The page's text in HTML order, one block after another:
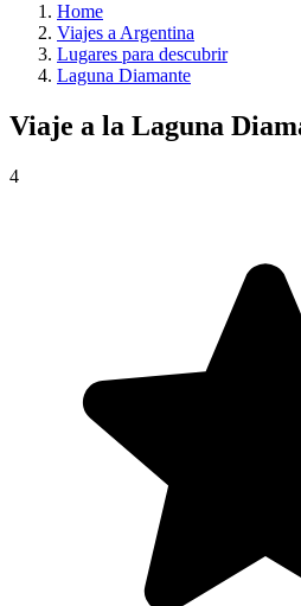
Home
Viajes a Argentina
Lugares para descubrir
Laguna Diamante
Viaje a la Laguna
4